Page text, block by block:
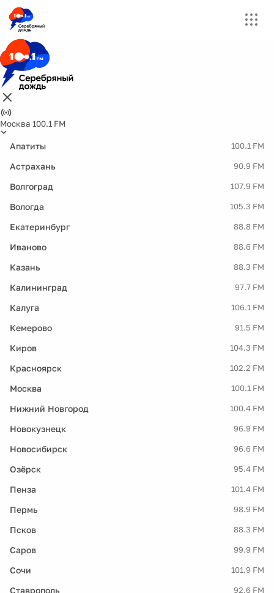
Москва 100.1 FM
Апатиты 100.1 FM
Астрахань 90.9 FM
Волгоград 107.9 FM
Вологда 105.3 FM
Екатеринбург 88.8 FM
Иваново 88.6 FM
Казань 88.3 FM
Калининград 97.7 FM
Калуга 106.1 FM
Кемерово 91.5 FM
Киров 104.3 FM
Красноярск 102.2 FM
Москва 100.1 FM
Нижний Новгород 100.4 FM
Новокузнецк 96.9 FM
Новосибирск 96.6 FM
Озёрск 95.4 FM
Пенза 101.4 FM
Пермь 98.9 FM
Псков 88.3 FM
Саров 99.9 FM
Сочи 101.9 FM
Ставрополь 92.6 FM